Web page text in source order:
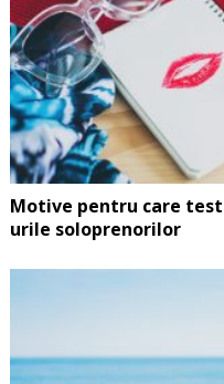
Motive pentru care
urile soloprenorilor